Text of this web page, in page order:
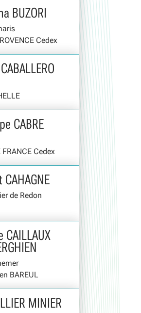
BUZORI
Cedex
CABRE
Cedex
de Redon
CAILLAUX
BAREUL
MINIER